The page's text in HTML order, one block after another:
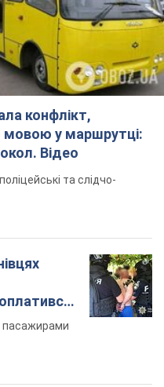
конфлікт,
мовою у маршрутці:
Відео
та слідчо-
пасажирами